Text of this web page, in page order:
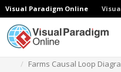
Visual Paradigm Online
Farms Causal Loop